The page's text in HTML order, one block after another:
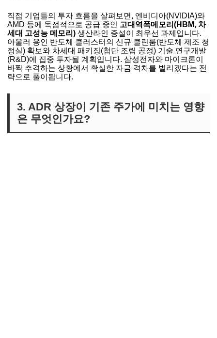
직접 기업들의 투자 흐름을 살펴보면, 엔비디아(NVIDIA)와
AMD 등에 독점적으로 공급 중인 고대역폭메모리(HBM, 차
세대 고성능 메모리) 생산라인 증설이 최우선 과제입니다.
아울러 용인 반도체 클러스터의 신규 클린룸(반도체 제조 청
정실) 확보와 차세대 패키징(첨단 조립 공정) 기술 연구개발
(R&D)에 집중 투자될 계획입니다. 삼성전자와 마이크론이
바짝 추격하는 상황에서 확실한 자금 격차를 벌리겠다는 전
략으로 풀이됩니다.
3. ADR 상장이 기존 주가에 미치는 영향
은 무엇인가요?